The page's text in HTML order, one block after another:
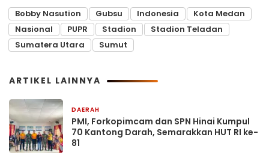
Bobby Nasution Gubsu Indonesia
Kota Medan
Nasional
PUPR Stadion
Stadion Teladan
Sumatera Utara
Sumut
ARTIKEL LAINNYA
DAERAH
PMI, Forkopimcam dan SPN Hinai Kumpul
70 Kantong Darah, Semarakkan HUT RI ke-
81